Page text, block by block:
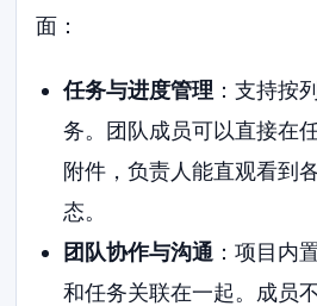
面：
任务与进度管理 ：支持按
务。团队成员可以直接在
附件，负责人能直观看到
态。
团队协作与沟通 ：项目内
和任务关联在一起。成员